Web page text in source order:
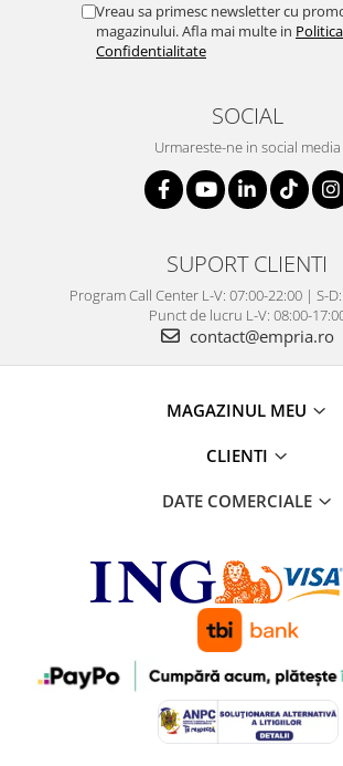
Vreau sa primesc newsletter cu
magazinului. Afla mai multe in
Confidentialitate
SOCIAL
Urmareste-ne in social media
SUPORT CLIENTI
Program Call Center L-V: 07:00-22:00 | S-
Punct de lucru L-V: 08:00-
contact@empria.ro
MAGAZINUL MEU
CLIENTI
DATE COMERCIALE